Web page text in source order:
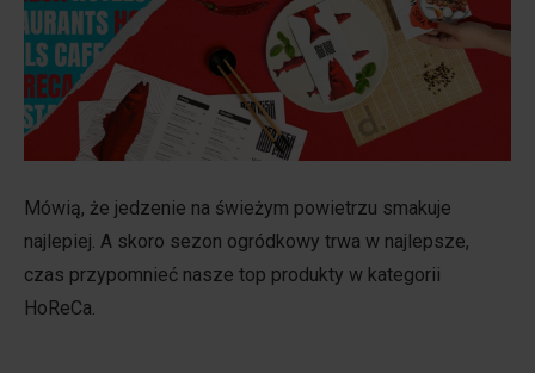
Mówią, że jedzenie na świeżym powietrzu smakuje
najlepiej. A skoro sezon ogródkowy trwa w najlepsze,
czas przypomnieć nasze top produkty w kategorii
HoReCa.